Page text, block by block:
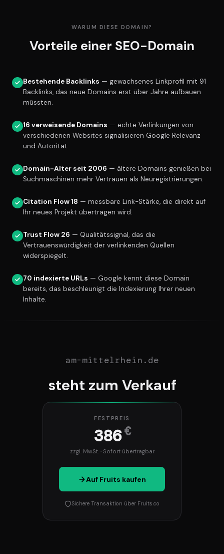
WARUM DIESE DOMAIN?
Vorteile einer SEO-Domain
Bestehende Backlinks — gewachsenes Linkprofil mit 91
Backlinks, das neue Domains erst über Jahre aufbauen
müssten.
16 verweisende Domains — echte Verlinkungen von
verschiedenen Websites signalisieren Google Relevanz
und Autorität.
Domain-Alter seit 2006 — ältere Domains genießen bei
Suchmaschinen mehr Vertrauen als Neuregistrierungen.
Citation Flow 18 — messbare Link-Stärke, die direkt auf
Ihr neues Projekt übertragen wird.
Trust Flow 26 — Qualitätssignal, das die
Vertrauenswürdigkeit der verlinkenden Quellen
widerspiegelt.
70 indexierte URLs — Google kennt diese Domain
bereits, das beschleunigt die Indexierung Ihrer neuen
Inhalte.
am-mittelrhein.de
steht zum Verkauf
FESTPREIS
386€
zzgl. MwSt. · Sofort übertragbar
Auf Fruits kaufen
Sichere Transaktion über Fruits.co